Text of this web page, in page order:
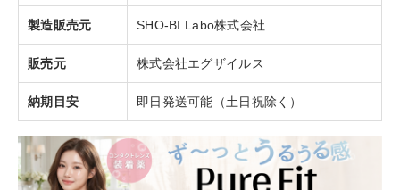
製造販売元 SHO-BI Labo株式会社
販売元 株式会社エグザイルス
納期目安 即日発送可能（土日祝除く）